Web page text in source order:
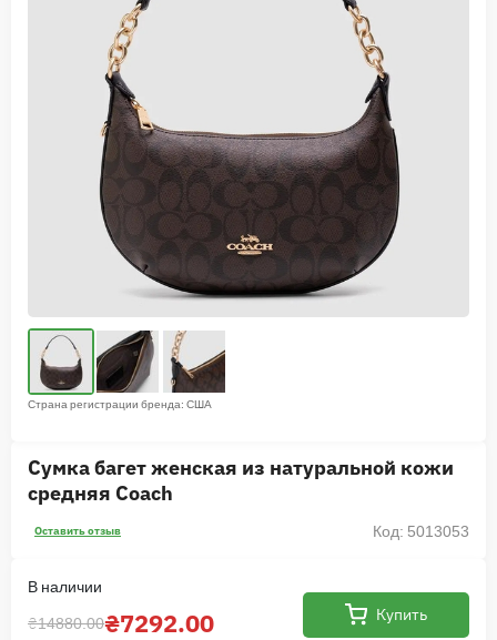
Страна регистрации бренда: США
Сумка багет женская из натуральной кожи
средняя Coach
Оставить отзыв Код: 5013053
В наличии
₴14880.00₴7292.00 Купить